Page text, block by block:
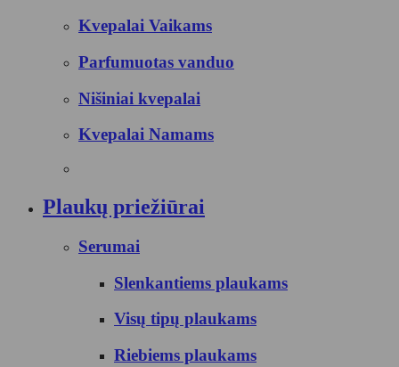
Kvepalai Vaikams
Parfumuotas vanduo
Nišiniai kvepalai
Kvepalai Namams
Plaukų priežiūrai
Serumai
Slenkantiems plaukams
Visų tipų plaukams
Riebiems plaukams